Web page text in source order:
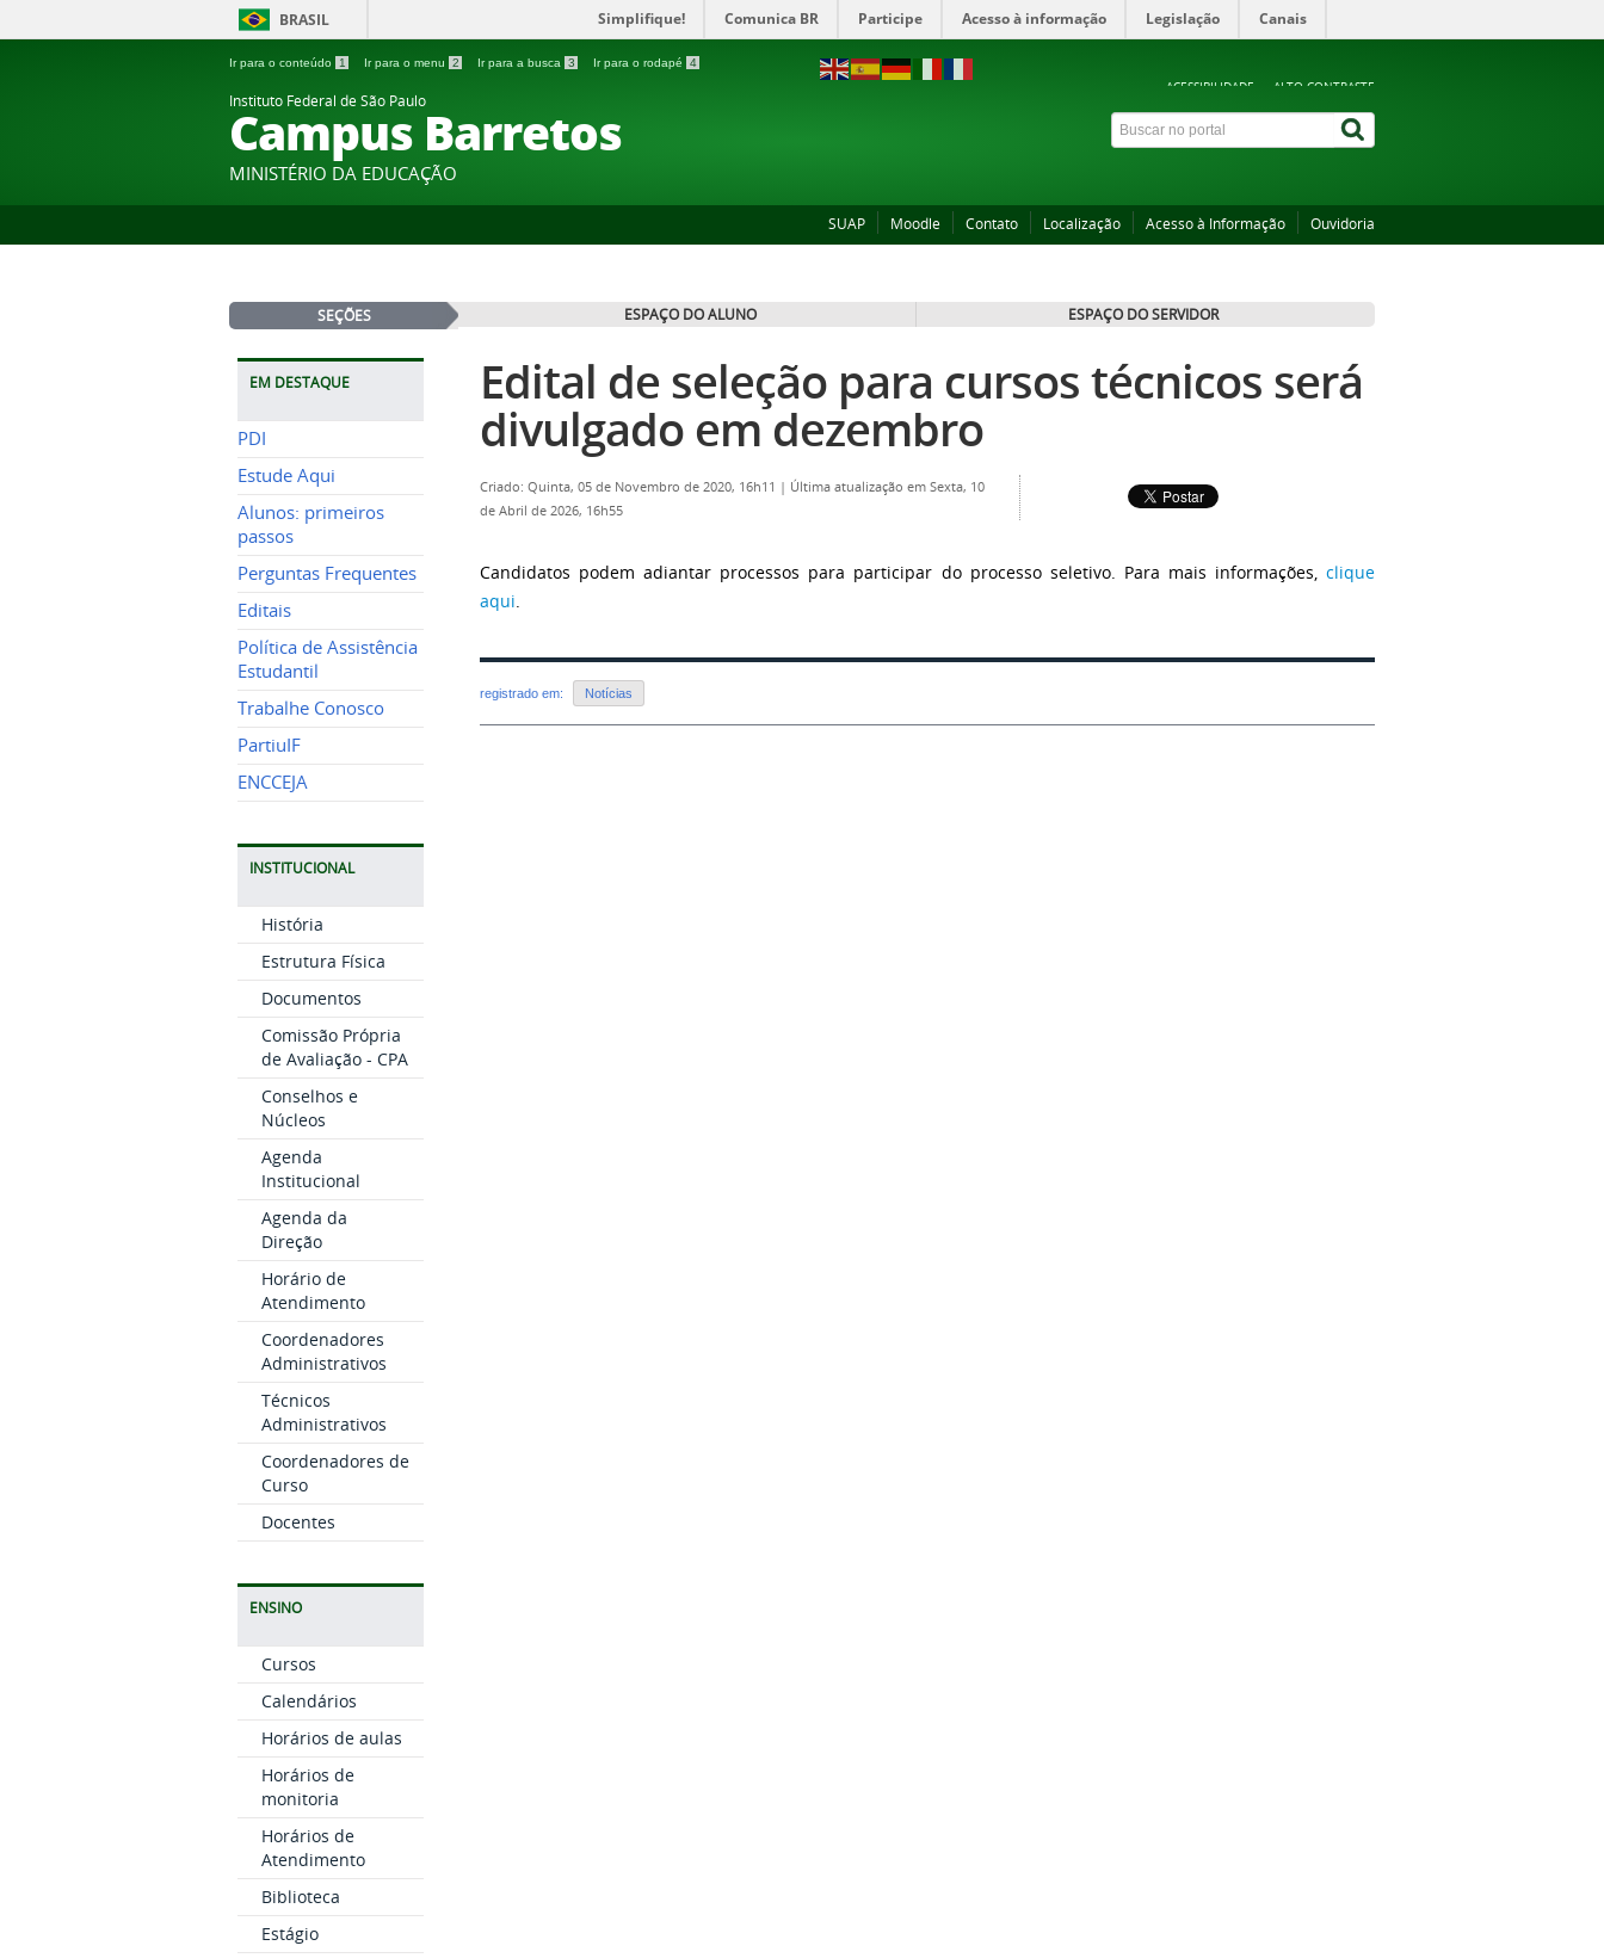
BRASIL Simplifique! Comunica BR Participe Acesso à informação Legislação Canais
Ir para o conteúdo 1 Ir para o menu 2 Ir para a busca 3 Ir para o rodapé 4
ACESSIBILIDADE ALTO CONTRASTE
Instituto Federal de São Paulo
Campus Barretos
MINISTÉRIO DA EDUCAÇÃO
SUAP Moodle Contato Localização Acesso à Informação Ouvidoria
SEÇÕES ESPAÇO DO ALUNO ESPAÇO DO SERVIDOR
EM DESTAQUE
PDI
Estude Aqui
Alunos: primeiros
passos
Perguntas Frequentes
Editais
Política de Assistência
Estudantil
Trabalhe Conosco
PartiuIF
ENCCEJA
INSTITUCIONAL
História
Estrutura Física
Documentos
Comissão Própria
de Avaliação - CPA
Conselhos e
Núcleos
Agenda
Institucional
Agenda da
Direção
Horário de
Atendimento
Coordenadores
Administrativos
Técnicos
Administrativos
Coordenadores de
Curso
Docentes
ENSINO
Cursos
Calendários
Horários de aulas
Horários de
monitoria
Horários de
Atendimento
Biblioteca
Estágio
Edital de seleção para cursos técnicos será
divulgado em dezembro
Criado: Quinta, 05 de Novembro de 2020, 16h11 | Última atualização em Sexta, 10
de Abril de 2026, 16h55
Candidatos podem adiantar processos para participar do processo seletivo. Para mais informações,clique
aqui.
registrado em: Notícias